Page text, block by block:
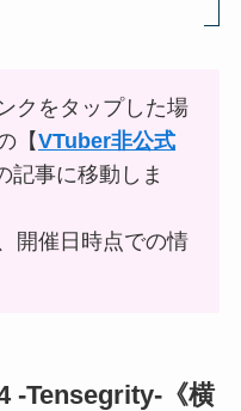
クを タップした場
【VTuber非公式
記事に移動しま
開催日時点での情
-Tensegrity-《横